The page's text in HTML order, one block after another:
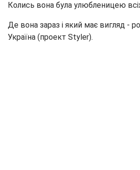
Колись вона була улюбленицею всіх
Де вона зараз і який має вигляд -
Україна (проект Styler).